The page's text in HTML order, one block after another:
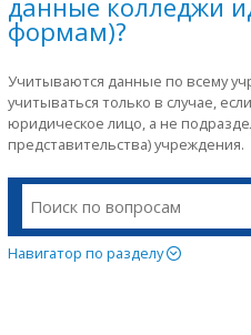
формам)?
Учитываются данные по всему
учитываться только в случае,
юридическое лицо, а не
представительства) учреждения.
Навигатор по разделу